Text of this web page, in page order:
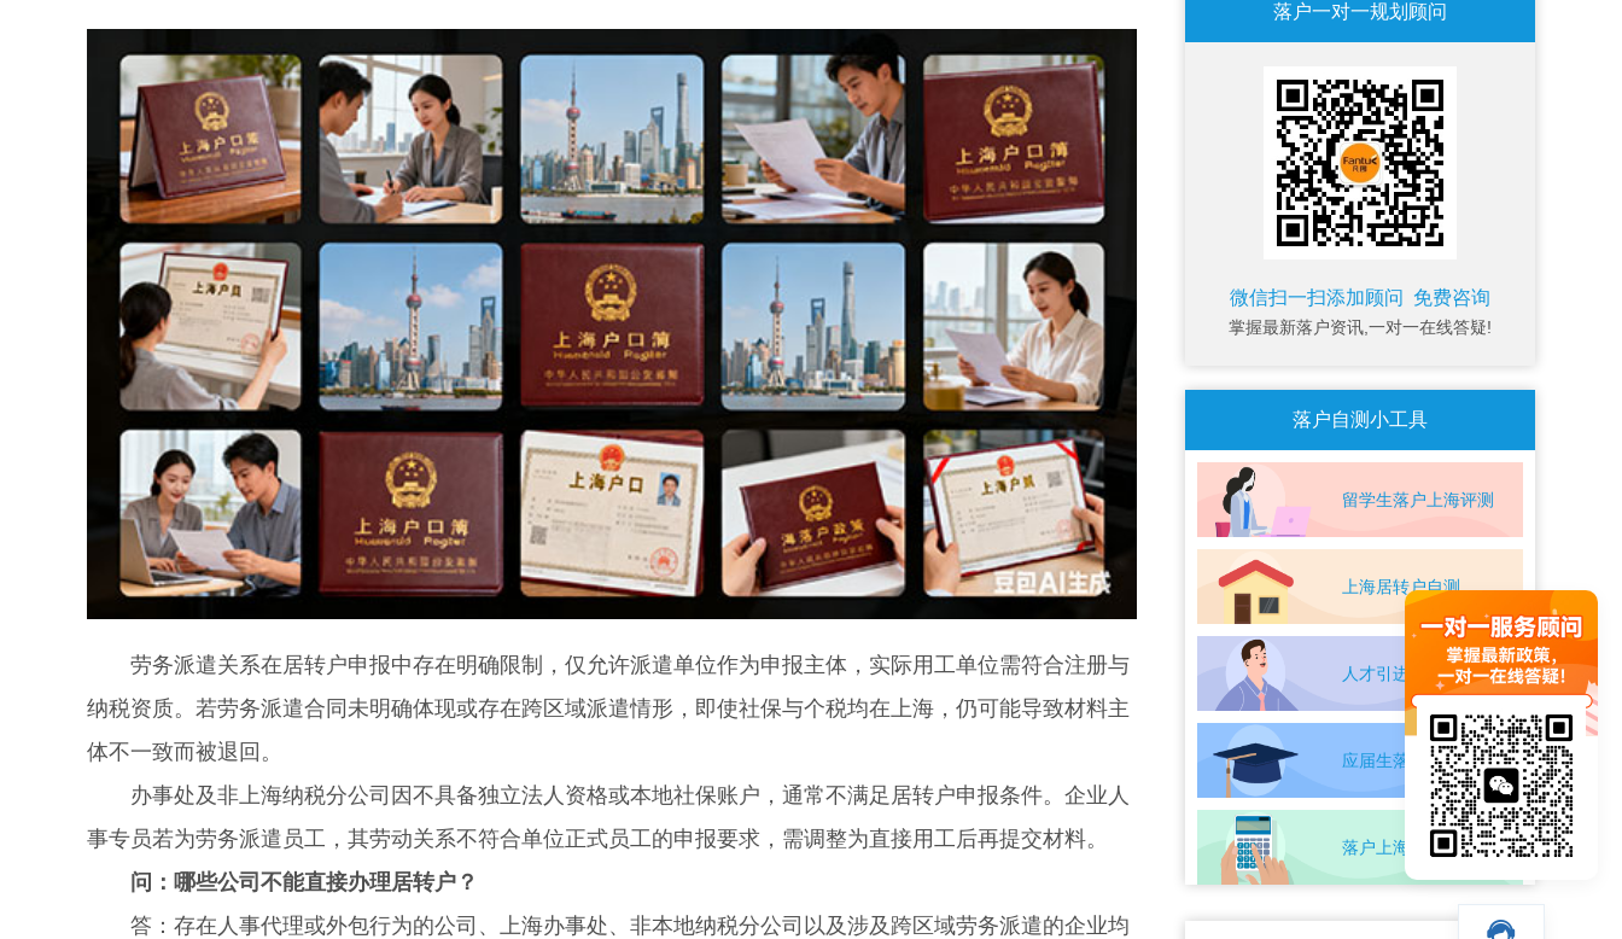
劳务派遣关系在居转户申报中存在明确限制，仅允许派遣单位作为申报主体，实际用工单位需符合注册与
纳税资质。若劳务派遣合同未明确体现或存在跨区域派遣情形，即使社保与个税均在上海，仍可能导致材料主
体不一致而被退回。
办事处及非上海纳税分公司因不具备独立法人资格或本地社保账户，通常不满足居转户申报条件。企业人
事专员若为劳务派遣员工，其劳动关系不符合单位正式员工的申报要求，需调整为直接用工后再提交材料。
问：哪些公司不能直接办理居转户？
答：存在人事代理或外包行为的公司、上海办事处、非本地纳税分公司以及涉及跨区域劳务派遣的企业均
落户一对一规划顾问
微信扫一扫添加顾问 免费咨询
掌握最新落户资讯,一对一在线答疑!
落户自测小工具
留学生落户上海评测
上海居转户自测
人才引进落户评测
应届生落户上海自测
落户上海条件自测